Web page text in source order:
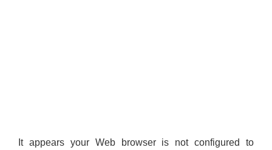
It appears your Web browser is not configured to